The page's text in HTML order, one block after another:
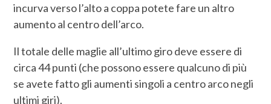
incurva verso l’alto a coppa potete fare un altro
aumento al centro dell’arco.
Il totale delle maglie all’ultimo giro deve essere di
circa 44 punti (che possono essere qualcuno di più
se avete fatto gli aumenti singoli a centro arco negli
ultimi giri).